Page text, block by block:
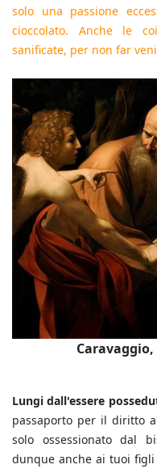
solo una passione
cioccolato. Anche le
sanificate, per non far
Lungi dall'essere
passaporto per il diritto
solo ossessionato dal
dunque anche ai tuoi